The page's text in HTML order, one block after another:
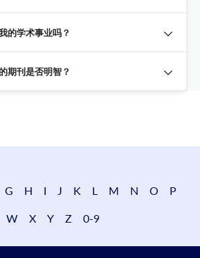
的学术事业吗？
期刊是否明智？
G H I J K L M N O P
W X Y Z 0-9